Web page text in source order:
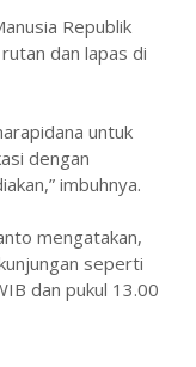
Republik
dan lapas di
untuk
dengan
imbuhnya.
mengatakan,
seperti
dan pukul 13.00